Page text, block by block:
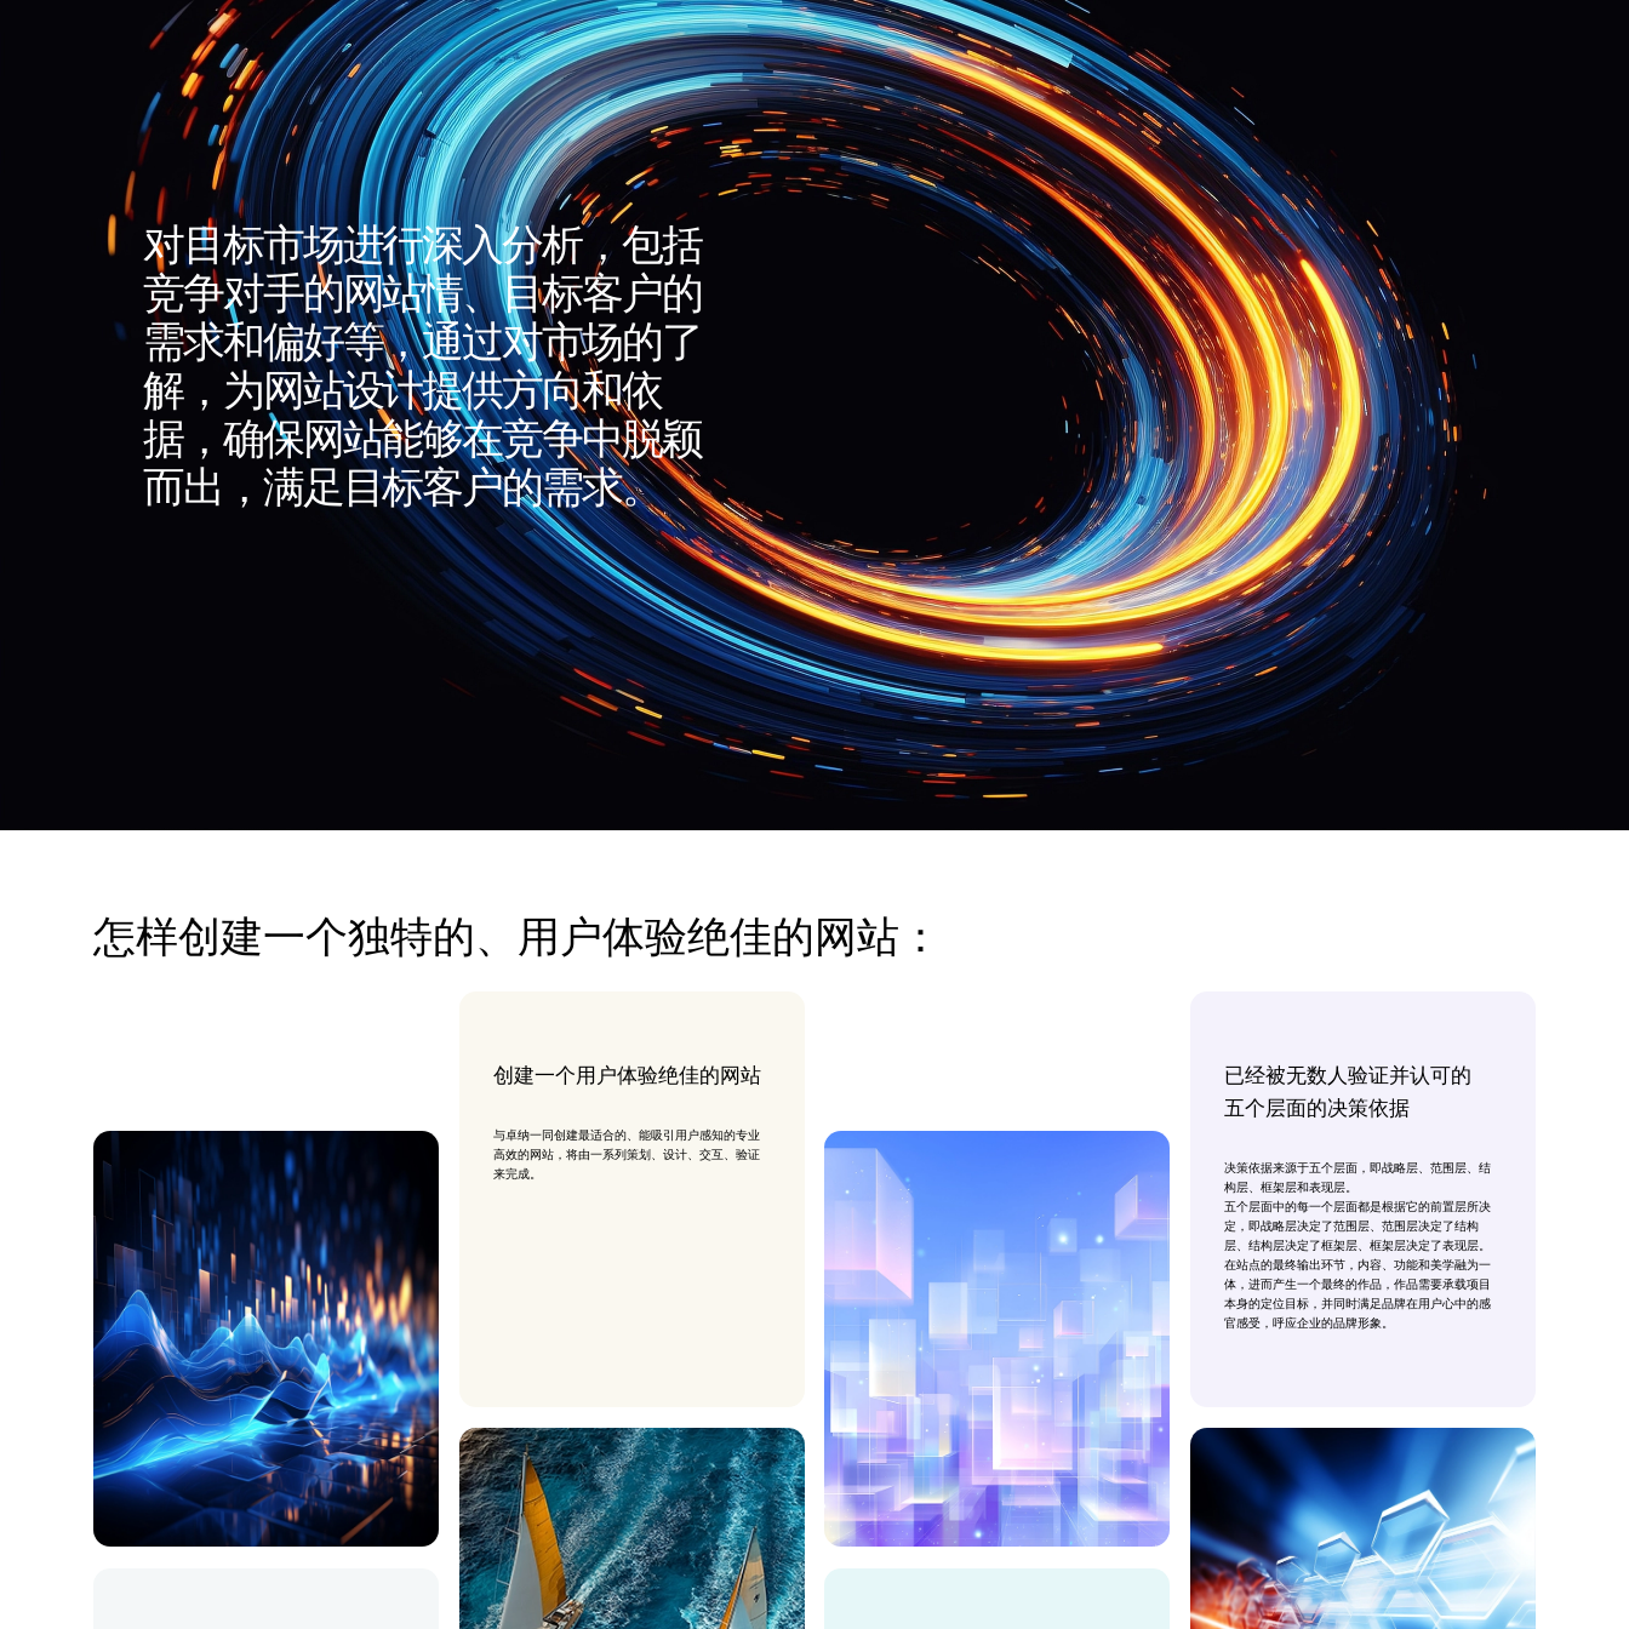
对目标市场进行深入分析，包括
竞争对手的网站情、目标客户的
需求和偏好等，通过对市场的了
解，为网站设计提供方向和依
据，确保网站能够在竞争中脱颖
而出，满足目标客户的需求。
怎样创建一个独特的、用户体验绝佳的网站：
创建一个用户体验绝佳的网站
与卓纳一同创建最适合的、能吸引用户感知的专业
高效的网站，将由一系列策划、设计、交互、验证
来完成。
已经被无数人验证并认可的
五个层面的决策依据
决策依据来源于五个层面，即战略层、范围层、结
构层、框架层和表现层。
五个层面中的每一个层面都是根据它的前置层所决
定，即战略层决定了范围层、范围层决定了结构
层、结构层决定了框架层、框架层决定了表现层。
在站点的最终输出环节，内容、功能和美学融为一
体，进而产生一个最终的作品，作品需要承载项目
本身的定位目标，并同时满足品牌在用户心中的感
官感受，呼应企业的品牌形象。